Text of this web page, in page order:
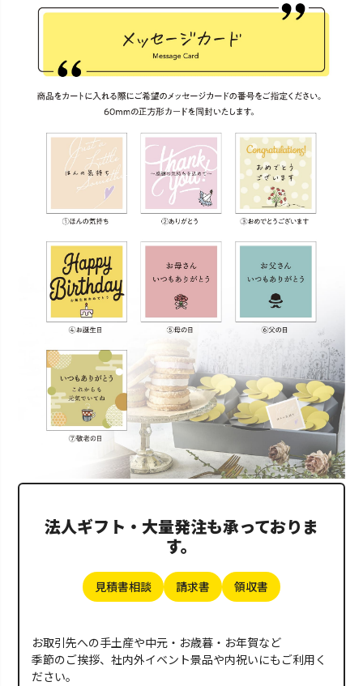
法人ギフト・大量発注も承っておりま
す。
見積書相談 請求書 領収書
お取引先への手土産や中元・お歳暮・お年賀など
季節のご挨拶、社内外イベント景品や内祝いにもご利用く
ださい。